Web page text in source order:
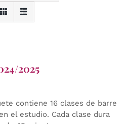
2025
contiene 16 clases de barre
el estudio. Cada clase dura